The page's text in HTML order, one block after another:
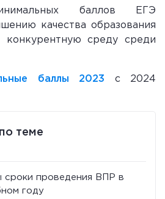
баллов ЕГЭ
качества образования
конкурентную среду среди
баллы 2023 с 2024
теме
сроки проведения ВПР в
году